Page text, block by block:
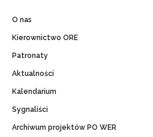
O nas
Kierownictwo ORE
Patronaty
Aktualności
Kalendarium
Sygnaliści
Archiwum projektów PO WER